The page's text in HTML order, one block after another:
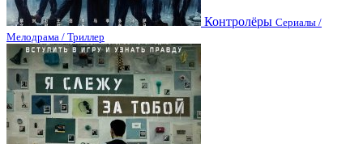
Контролёры Сериалы /
Мелодрама / Триллер